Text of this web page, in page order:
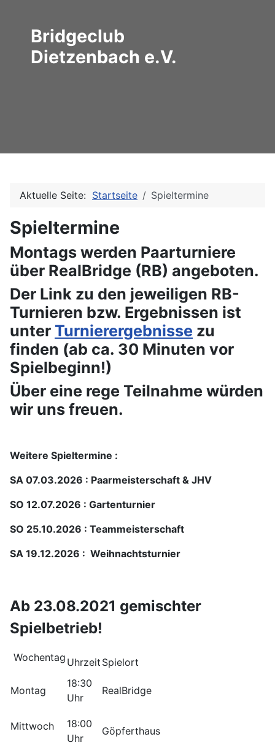
Bridgeclub
Dietzenbach e.V.
Aktuelle Seite: Startseite Spieltermine
Spieltermine
Montags werden Paarturniere
über RealBridge (RB) angeboten.
Der Link zu den jeweiligen RB-
Turnieren bzw. Ergebnissen ist
unter Turnierergebnisse zu
finden (ab ca. 30 Minuten vor
Spielbeginn!)
Über eine rege Teilnahme würden
wir uns freuen.
Weitere Spieltermine :
SA 07.03.2026 : Paarmeisterschaft & JHV
SO 12.07.2026 : Gartenturnier
SO 25.10.2026 : Teammeisterschaft
SA 19.12.2026 : Weihnachtsturnier
Ab 23.08.2021 gemischter
Spielbetrieb!
Wochentag Uhrzeit Spielort
Montag
18:30
Uhr
RealBridge
Mittwoch
18:00
Uhr
Göpferthaus